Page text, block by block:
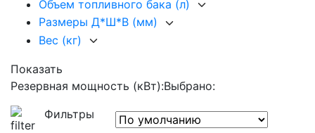
Объем топливного бака (л)
Размеры Д*Ш*В (мм)
Вес (кг)
Показать
Резервная мощность (кВт):Выбрано:
Фильтры